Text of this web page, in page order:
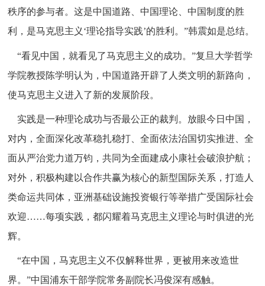
秩序的参与者。这是中国道路、中国理论、中国制度的胜
利，是马克思主义‘理论指导实践’的胜利。”韩震如是总结。
“看见中国，就看见了马克思主义的成功。”复旦大学哲学
学院教授陈学明认为，中国道路开辟了人类文明的新路向，
使马克思主义进入了新的发展阶段。
实践是一种理论成功与否最公正的裁判。放眼今日中国，
对内，全面深化改革稳扎稳打、全面依法治国切实推进、全
面从严治党力道万钧，共同为全面建成小康社会破浪护航；
对外，积极构建以合作共赢为核心的新型国际关系，打造人
类命运共同体，亚洲基础设施投资银行等举措广受国际社会
欢迎……每项实践，都闪耀着马克思主义理论与时俱进的光
辉。
“在中国，马克思主义不仅解释世界，更被用来改造世
界。”中国浦东干部学院常务副院长冯俊深有感触。